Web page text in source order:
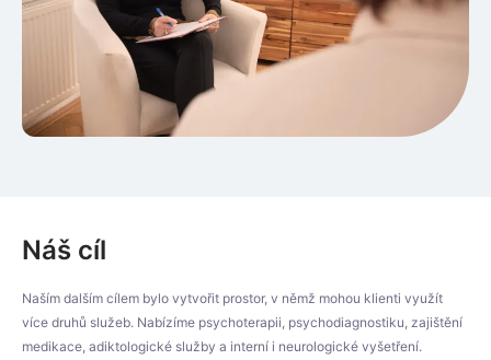
Náš cíl
Naším dalším cílem bylo vytvořit prostor, v němž mohou klienti využít
více druhů služeb. Nabízíme psychoterapii, psychodiagnostiku, zajištění
medikace, adiktologické služby a interní i neurologické vyšetření.